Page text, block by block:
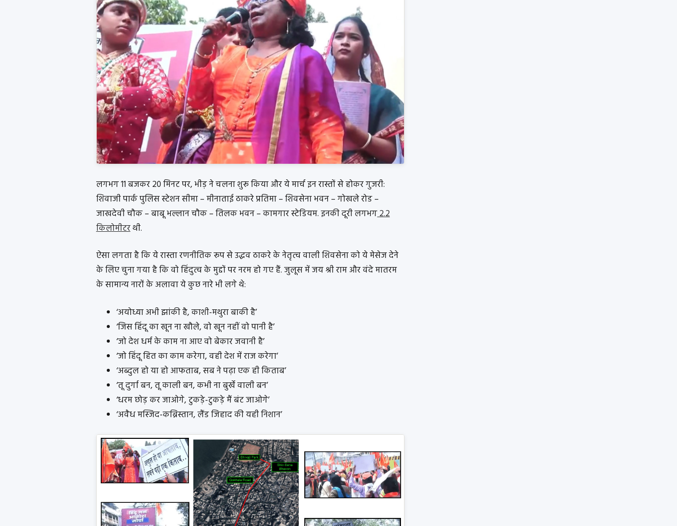
लगभग 11 बजकर 20 मिनट पर, भीड़ ने चलना शुरू किया और ये मार्च इन रास्तों से होकर गुजरी:
शिवाजी पार्क पुलिस स्टेशन सीमा – मीनाताई ठाकरे प्रतिमा – शिवसेना भवन – गोखले रोड –
जाखदेवी चौक – बाबू भल्लान चौक – तिलक भवन – कामगार स्टेडियम. इनकी दूरी लगभग2.2
किलोमीटरथी.
ऐसा लगता है कि ये रास्ता रणनीतिक रूप से उद्धव ठाकरे के नेतृत्व वाली शिवसेना को ये मेसेज देने
के लिए चुना गया है कि वो हिंदुत्व के मुद्दों पर नरम हो गए हैं. जुलूस में जय श्री राम और वंदे मातरम
के सामान्य नारों के अलावा ये कुछ नारे भी लगे थे:
‘अयोध्या अभी झांकी है, काशी-मथुरा बाकी है’
‘जिस हिंदू का खून ना खौले, वो खून नहीं वो पानी है’
‘जो देश धर्म के काम ना आए वो बेकार जवानी है’
‘जो हिंदू हित का काम करेगा, वही देश में राज करेगा’
‘अब्दुल हो या हो आफताब, सब ने पढ़ा एक ही किताब’
‘तू दुर्गा बन, तू काली बन, कभी ना बुर्खे वाली बन’
‘धरम छोड़ कर जाओगे, टुकड़े-टुकड़े मैं बंट जाओगे’
‘अवैध मस्जिद-कब्रिस्तान, लैंड जिहाद की यही निशान’